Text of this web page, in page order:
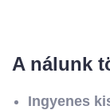
A nálunk
Ingyenes